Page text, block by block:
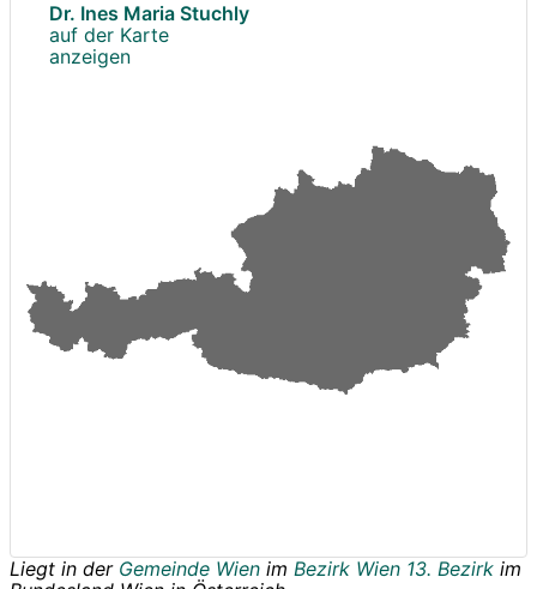
Dr. Ines Maria Stuchly
auf der Karte
anzeigen
Liegt in der Gemeinde Wien im Bezirk Wien 13. Bezirk im